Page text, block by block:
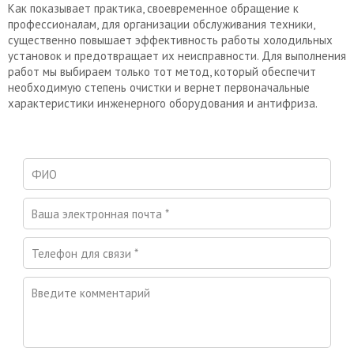
Как показывает практика, своевременное обращение к
профессионалам, для организации обслуживания техники,
существенно повышает эффективность работы холодильных
установок и предотвращает их неисправности. Для выполнения
работ мы выбираем только тот метод, который обеспечит
необходимую степень очистки и вернет первоначальные
характеристики инженерного оборудования и антифриза.